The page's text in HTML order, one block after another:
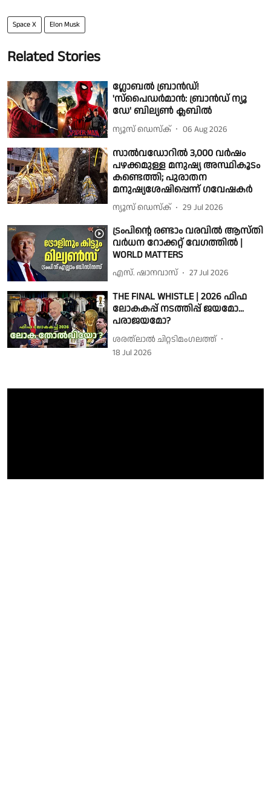
Space X Elon Musk
Related Stories
ഗ്ലോബൽ ബ്രാൻഡ്!
'സ്പൈഡർമാൻ: ബ്രാൻഡ് ന്യൂ
ഡേ' ബില്യൺ ക്ലബിൽ
ന്യൂസ് ഡെസ്ക് 06 Aug 2026
സാൽവഡോറിൽ 3,000 വർഷം
പഴക്കമുള്ള മനുഷ്യ അസ്ഥികൂടം
കണ്ടെത്തി; പുരാതന
മനുഷ്യശേഷിപ്പെന്ന് ഗവേഷകർ
ന്യൂസ് ഡെസ്ക് 29 Jul 2026
ട്രംപിന്റെ രണ്ടാം വരവില്‍ ആസ്തി
വര്‍ധന റോക്കറ്റ് വേഗത്തില്‍ |
WORLD MATTERS
എസ്. ഷാനവാസ് 27 Jul 2026
THE FINAL WHISTLE | 2026 ഫിഫ
ലോകകപ്പ് നടത്തിപ്പ് ജയമോ...
പരാജയമോ?
ശരത്‌ലാൽ ചിറ്റടിമംഗലത്ത്
18 Jul 2026